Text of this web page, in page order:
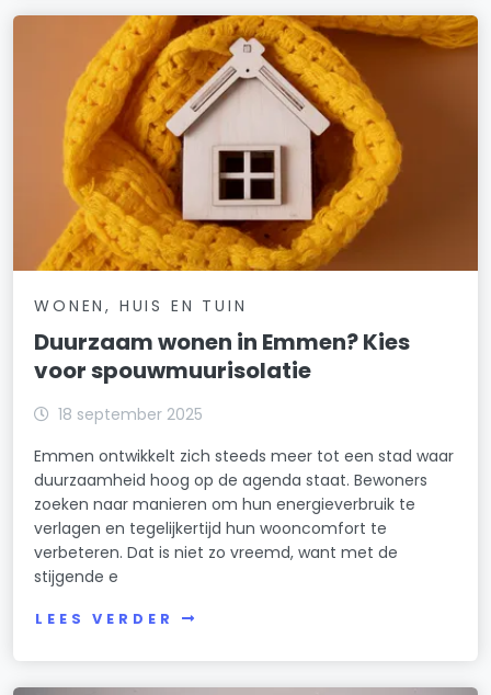
WONEN, HUIS EN TUIN
Duurzaam wonen in Emmen? Kies
voor spouwmuurisolatie
18 september 2025
Emmen ontwikkelt zich steeds meer tot een stad waar
duurzaamheid hoog op de agenda staat. Bewoners
zoeken naar manieren om hun energieverbruik te
verlagen en tegelijkertijd hun wooncomfort te
verbeteren. Dat is niet zo vreemd, want met de
stijgende e
LEES VERDER